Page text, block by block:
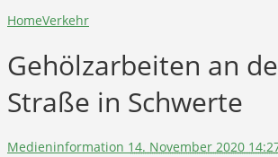
HomeVerkehr
Gehölzarbeiten an
Straße in Schwerte
Medieninformation 14. November 2020